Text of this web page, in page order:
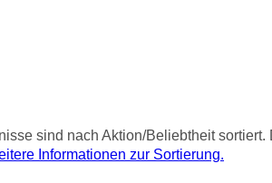
sind nach Aktion/Beliebtheit
Informationen zur Sortierung.